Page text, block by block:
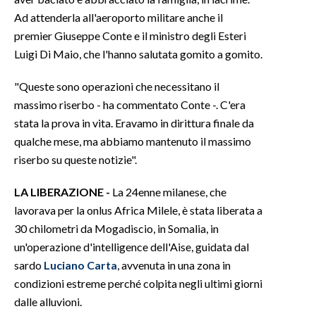
Ad attenderla all'aeroporto militare anche il
premier Giuseppe Conte e il ministro degli Esteri
Luigi Di Maio, che l'hanno salutata gomito a gomito.
"Queste sono operazioni che necessitano il
massimo riserbo - ha commentato Conte -. C'era
stata la prova in vita. Eravamo in dirittura finale da
qualche mese, ma abbiamo mantenuto il massimo
riserbo su queste notizie".
LA LIBERAZIONE - La 24enne milanese, che
lavorava per la onlus Africa Milele, è stata liberata a
30 chilometri da Mogadiscio, in Somalia, in
un'operazione d'intelligence dell'Aise, guidata dal
sardo Luciano Carta , avvenuta in una zona in
condizioni estreme perché colpita negli ultimi giorni
dalle alluvioni.